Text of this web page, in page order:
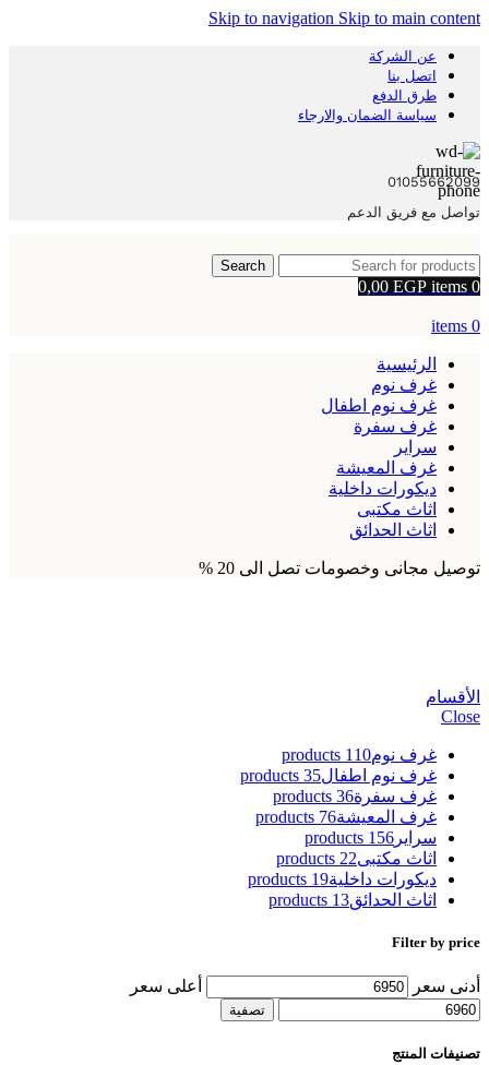
Skip to navigation Skip to main content
عن الشركة
اتصل بنا
طرق الدفع
سياسة الضمان والارجاء
01055662099
تواصل مع فريق الدعم
Search
0
items
0,00 EGP
0
items
الرئيسية
غرف نوم
غرف نوم اطفال
غرف سفرة
سراير
غرف المعيشة
ديكورات داخلية
اثاث مكتبى
اثاث الحدائق
توصيل مجانى وخصومات تصل الى 20 %
الأقسام
Close
غرف نوم110 products
غرف نوم اطفال35 products
غرف سفرة36 products
غرف المعيشة76 products
سراير 156 products
اثاث مكتبى22 products
ديكورات داخلية19 products
اثاث الحدائق13 products
Filter by price
أدنى سعر أعلى سعر
تصفية
تصنيفات المنتج